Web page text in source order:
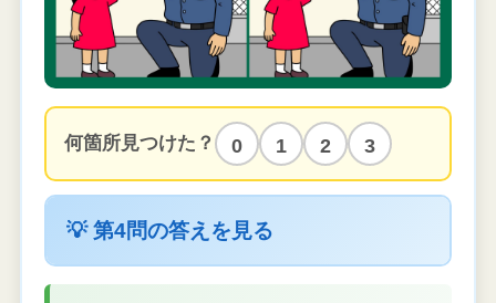
何箇所見つけた？ 0 1 2 3
💡 第4問の答えを見る